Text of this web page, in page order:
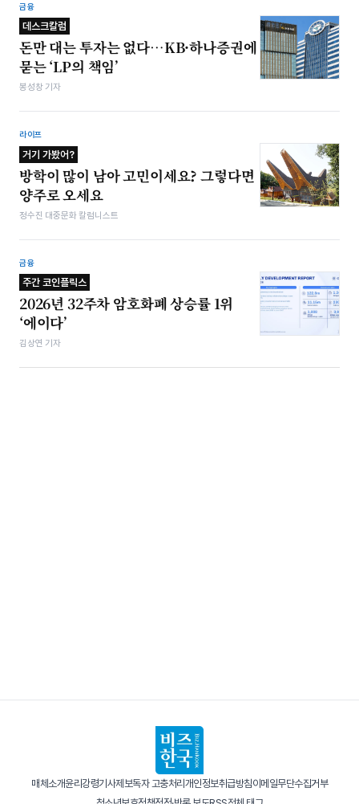
금융
데스크칼럼
돈만 대는 투자는 없다…KB·하나증권에
묻는 ‘LP의 책임’
봉성창 기자
라이프
거기 가봤어?
방학이 많이 남아 고민이세요? 그렇다면
양주로 오세요
정수진 대중문화 칼럼니스트
금융
주간 코인플릭스
2026년 32주차 암호화폐 상승률 1위
‘에이다’
김상연 기자
매체소개윤리강령기사제보독자 고충처리 개인정보취급방침이메일무단수집거부